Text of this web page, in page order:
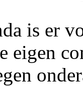
is er
eigen